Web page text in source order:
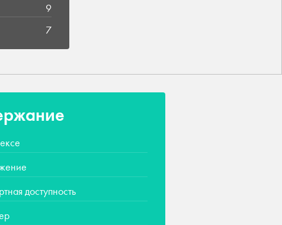
9
7
доступность